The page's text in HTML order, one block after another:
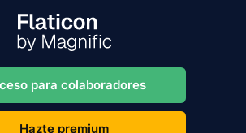
para colaboradores
Hazte premium